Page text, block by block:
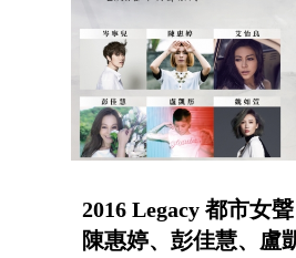
2016 Legacy 都市女聲
陳惠婷、彭佳慧、盧